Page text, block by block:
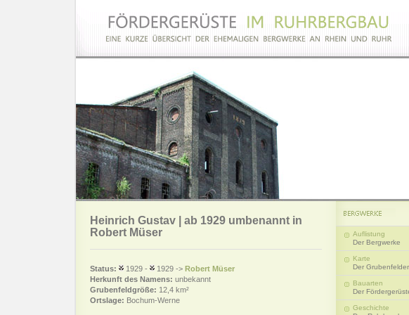
Heinrich Gustav | ab 1929 umbenannt in
Robert Müser
Status: 1929 - 1929 -> Robert Müser
Herkunft des Namens: unbekannt
Grubenfeldgröße: 12,4 km²
Ortslage: Bochum-Werne
Auflistung
Der Bergwerke
Karte
Der Grubenfelder
Bauarten
Der
Geschichte